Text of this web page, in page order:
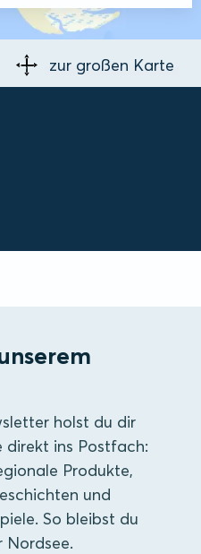
zur großen Karte
holst du dir
ins Postfach:
Produkte,
und
So bleibst du
Nordsee.